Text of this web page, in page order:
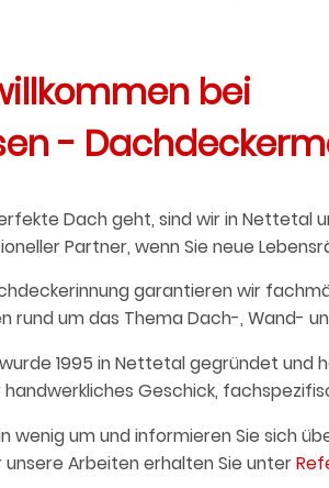
bei
-
Dach geht, sind wir in Nettetal
Partner, wenn Sie neue
garantieren wir
rund um das Thema Dach-, Wand-
1995 in Nettetal gegründet
Geschick,
wenig um und informieren Sie sich
unsere Arbeiten erhalten Sie unter